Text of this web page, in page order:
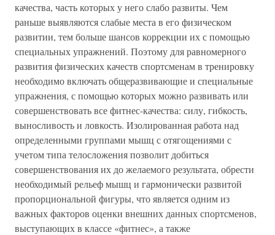
качества, часть которых у него слабо развиты. Чем
раньше выявляются слабые места в его физическом
развитии, тем больше шансов коррекции их с помощью
специальных упражнений. Поэтому для равномерного
развития физических качеств спортсменам в тренировку
необходимо включать общеразвивающие и специальные
упражнения, с помощью которых можно развивать или
совершенствовать все фитнес-качества: силу, гибкость,
выносливость и ловкость. Изолированная работа над
определенными группами мышц с отягощениями с
учетом типа телосложения позволит добиться
совершенствования их до желаемого результата, обрести
необходимый рельеф мышц и гармонически развитой
пропорциональной фигуры, что является одним из
важных факторов оценки внешних данных спортсменов,
выступающих в классе «фитнес», а также